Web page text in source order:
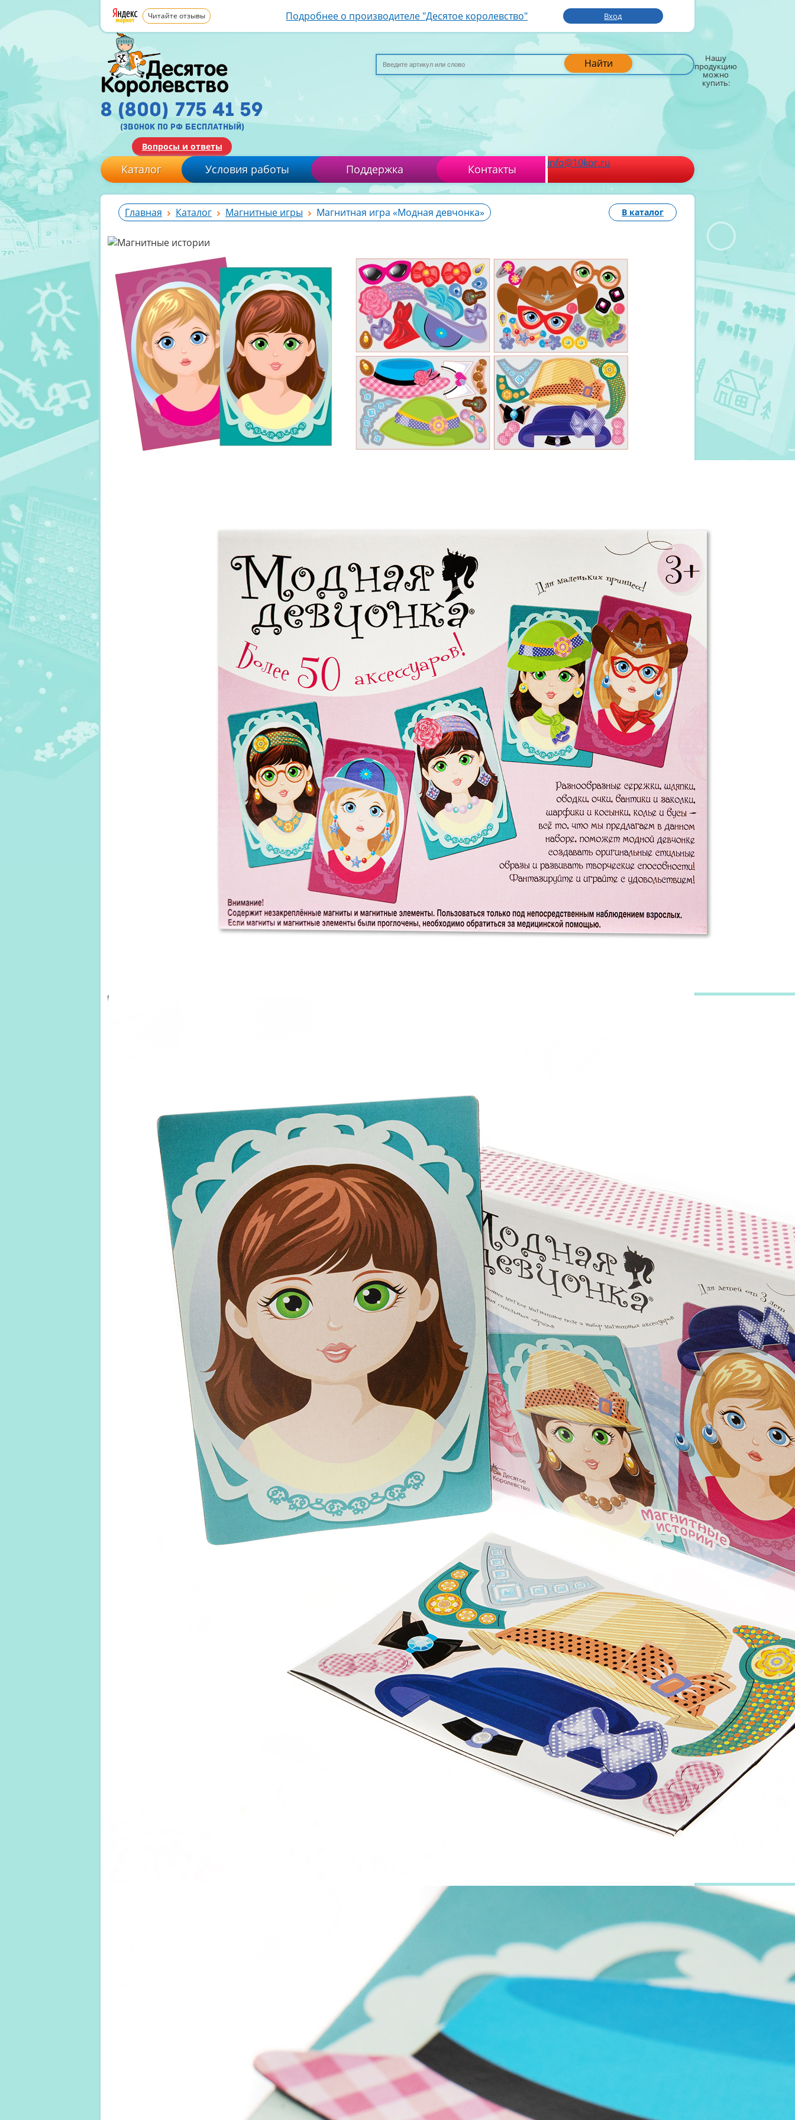
Читайте отзывы Подробнее о производителе "Десятое королевство" Вход
Найти Нашу
продукцию
можно
купить:
8 (800) 775 41 59
(звонок по рф бесплатный)
Вопросы и ответы
Каталог Условия работы Поддержка Контакты info@10kor.ru
Главная Каталог Магнитные игры Магнитная игра «Модная девчонка» В каталог